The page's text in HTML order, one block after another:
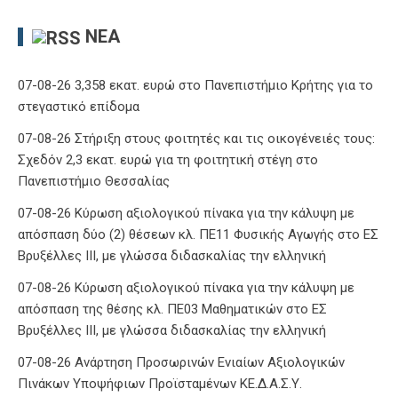
ΝΈΑ
07-08-26 3,358 εκατ. ευρώ στο Πανεπιστήμιο Κρήτης για το
στεγαστικό επίδομα
07-08-26 Στήριξη στους φοιτητές και τις οικογένειές τους:
Σχεδόν 2,3 εκατ. ευρώ για τη φοιτητική στέγη στο
Πανεπιστήμιο Θεσσαλίας
07-08-26 Κύρωση αξιολογικού πίνακα για την κάλυψη με
απόσπαση δύο (2) θέσεων κλ. ΠΕ11 Φυσικής Αγωγής στο ΕΣ
Βρυξέλλες ΙΙΙ, με γλώσσα διδασκαλίας την ελληνική
07-08-26 Κύρωση αξιολογικού πίνακα για την κάλυψη με
απόσπαση της θέσης κλ. ΠΕ03 Μαθηματικών στο ΕΣ
Βρυξέλλες ΙΙΙ, με γλώσσα διδασκαλίας την ελληνική
07-08-26 Ανάρτηση Προσωρινών Ενιαίων Αξιολογικών
Πινάκων Υποψήφιων Προϊσταμένων ΚΕ.Δ.Α.Σ.Υ.